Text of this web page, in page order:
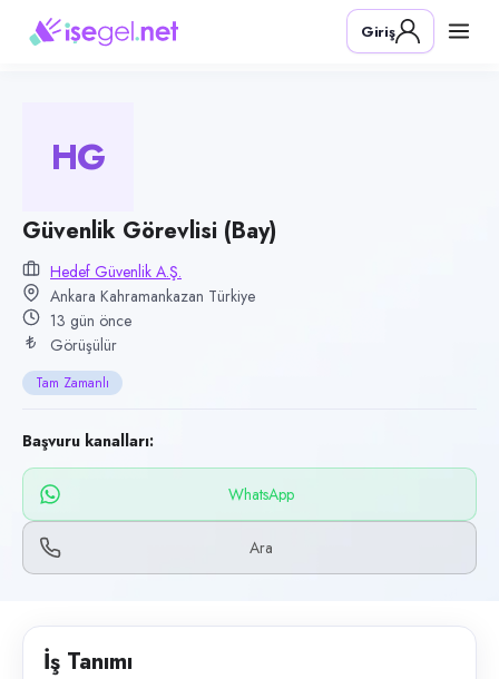
Pozisyon
Güvenlik Görevlisi (Bay)
Kategori
Konum
Kahramankazan, Ankara
Çalışma şekli
Tam Zamanlı · Ofis
Yayın tarihi
26 Temmuz 2026
Son geçerlilik
24 Ekim 2026
Başvuru kanalları
WhatsApp, Telefon
Özel güvenlik sektöründe hizmet veren Hedef Güvenlik A.Ş. ,
Giriş
HG
Güvenlik Görevlisi (Bay)
Hedef Güvenlik A.Ş.
Ankara Kahramankazan Türkiye
13 gün önce
Görüşülür
Tam Zamanlı
Başvuru kanalları:
WhatsApp
Ara
İş Tanımı